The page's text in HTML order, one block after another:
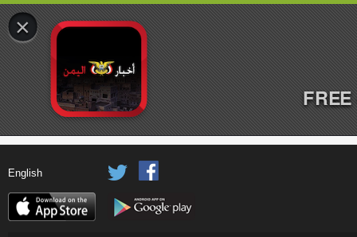
English
×